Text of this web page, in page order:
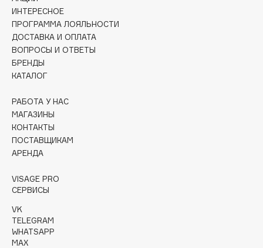
Collagenina
Consly
Corimo
CosRX
Cottolina
Cunzite
Curaprox
d'Alba
DABO
DARLING*
Darphin
ИНТЕРЕСНОЕ
ПРОГРАММА ЛОЯЛЬНОСТИ
ДОСТАВКА И ОПЛАТА
ВОПРОСЫ И ОТВЕТЫ
БРЕНДЫ
КАТАЛОГ
РАБОТА У НАС
МАГАЗИНЫ
КОНТАКТЫ
ПОСТАВЩИКАМ
АРЕНДА
VISAGE PRO
СЕРВИСЫ
VK
TELEGRAM
WHATSAPP
MAX